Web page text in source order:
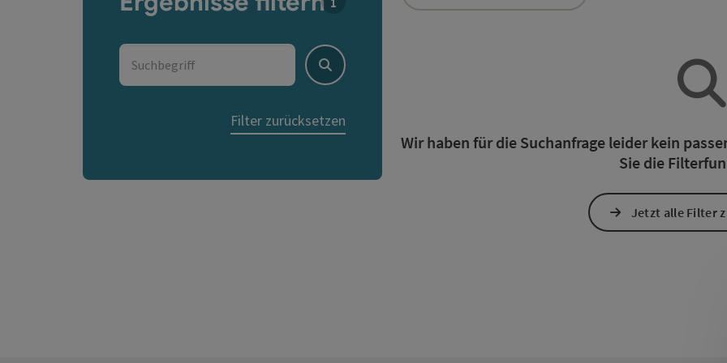
Suchbegriff
Suchen
Filter zurücksetzen
Wir haben für die Suchanfrage leider kein
Sie die
Jetzt alle Filter